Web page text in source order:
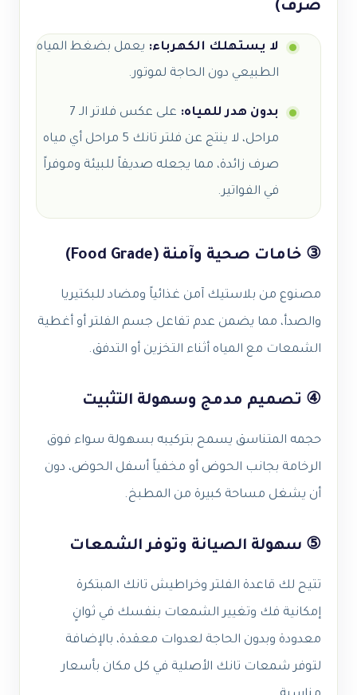
صرف)
لا يستهلك الكهرباء: يعمل بضغط المياه
الطبيعي دون الحاجة لموتور.
بدون هدر للمياه:
على عكس فلاتر الـ 7
مراحل، لا ينتج عن فلتر تانك 5 مراحل أي مياه
صرف زائدة، مما يجعله صديقاً للبيئة وموفراً
في الفواتير.
③ خامات صحية وآمنة (Food Grade)
مصنوع من بلاستيك آمن غذائياً ومضاد للبكتيريا
والصدأ، مما يضمن عدم تفاعل جسم الفلتر أو أغطية
الشمعات مع المياه أثناء التخزين أو التدفق.
④ تصميم مدمج وسهولة التثبيت
حجمه المتناسق يسمح بتركيبه بسهولة سواء فوق
الرخامة بجانب الحوض أو مخفياً أسفل الحوض، دون
أن يشغل مساحة كبيرة من المطبخ.
⑤ سهولة الصيانة وتوفر الشمعات
تتيح لك قاعدة الفلتر وخراطيش تانك المبتكرة
إمكانية فك وتغيير الشمعات بنفسك في ثوانٍ
معدودة وبدون الحاجة لعدوات معقدة، بالإضافة
لتوفر شمعات تانك الأصلية في كل مكان بأسعار